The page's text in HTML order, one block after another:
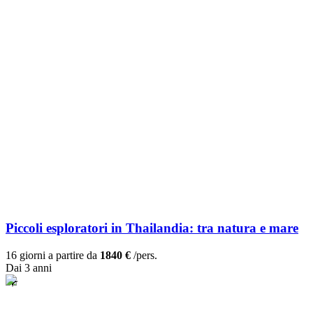
Piccoli esploratori in Thailandia: tra natura e mare
16 giorni a partire da 1840 € /pers.
Dai 3 anni